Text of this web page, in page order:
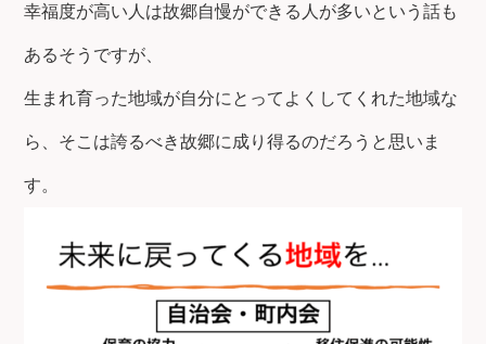
幸福度が高い人は故郷自慢ができる人が多いという話も
あるそうですが、
生まれ育った地域が自分にとってよくしてくれた地域な
ら、そこは誇るべき故郷に成り得るのだろうと思いま
す。